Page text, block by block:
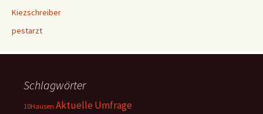
Kiezschreiber
pestarzt
Schlagwörter
10Hausen Aktuelle Umfrage